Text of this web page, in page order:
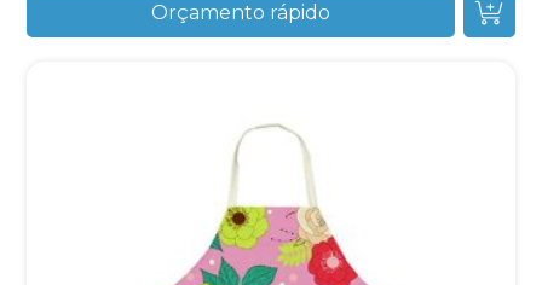
Orçamento rápido